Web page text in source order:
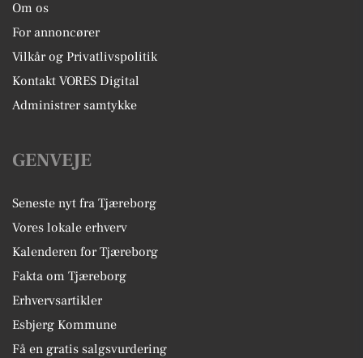
Om os
For annoncører
Vilkår og Privatlivspolitik
Kontakt VORES Digital
Administrer samtykke
GENVEJE
Seneste nyt fra Tjæreborg
Vores lokale erhverv
Kalenderen for Tjæreborg
Fakta om Tjæreborg
Erhvervsartikler
Esbjerg Kommune
Få en gratis salgsvurdering